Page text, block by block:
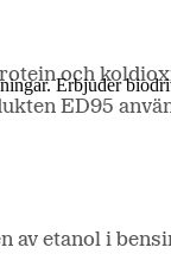
Erbjuder
och
ED95
etanol i